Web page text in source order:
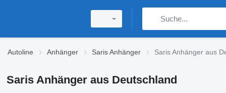
Autoline Anhänger Saris Anhänger Saris Anhänger aus
Saris Anhänger aus Deutschland